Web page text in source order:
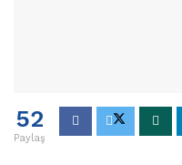
52
Paylaş